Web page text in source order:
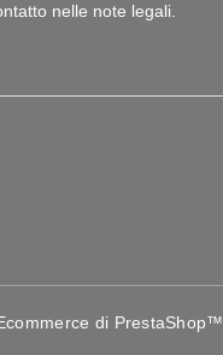
nelle note legali.
di PrestaShop™